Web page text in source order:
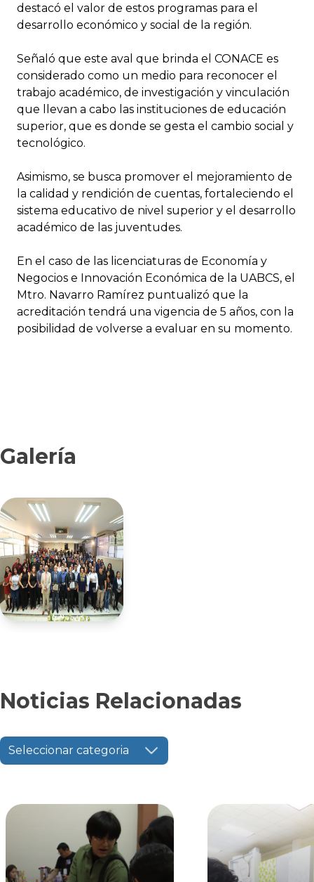
destacó el valor de estos programas para el
desarrollo económico y social de la región.
Señaló que este aval que brinda el CONACE es
considerado como un medio para reconocer el
trabajo académico, de investigación y vinculación
que llevan a cabo las instituciones de educación
superior, que es donde se gesta el cambio social y
tecnológico.
Asimismo, se busca promover el mejoramiento de
la calidad y rendición de cuentas, fortaleciendo el
sistema educativo de nivel superior y el desarrollo
académico de las juventudes.
En el caso de las licenciaturas de Economía y
Negocios e Innovación Económica de la UABCS, el
Mtro. Navarro Ramírez puntualizó que la
acreditación tendrá una vigencia de 5 años, con la
posibilidad de volverse a evaluar en su momento.
Galería
Noticias Relacionadas
Seleccionar categoria